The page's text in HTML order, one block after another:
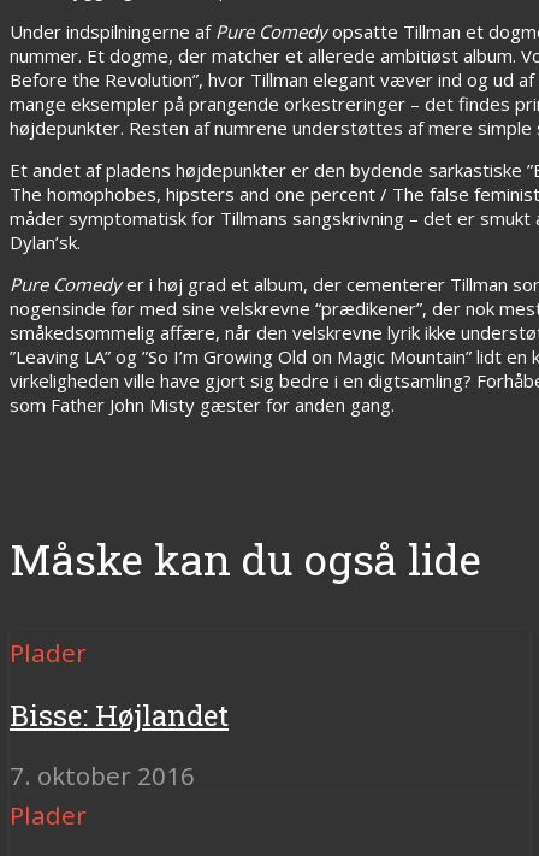
Under indspilningerne af Pure Comedyopsatte Tillman et
nummer. Et dogme, der matcher et allerede ambitiøst album.
Before the Revolution”, hvor Tillman elegant væver ind og ud
mange eksempler på prangende orkestreringer – det findes
højdepunkter. Resten af numrene understøttes af mere
Et andet af pladens højdepunkter er den bydende sarkastiske
The homophobes, hipsters and one percent / The false
måder symptomatisk for Tillmans sangskrivning – det er
Dylan’sk.
Pure Comedyer i høj grad et album, der cementerer Tillman
nogensinde før med sine velskrevne “prædikener”, der nok
småkedsommelig affære, når den velskrevne lyrik ikke
”Leaving LA” og ”So I’m Growing Old on Magic Mountain”
virkeligheden ville have gjort sig bedre i en digtsamling?
som Father John Misty gæster for anden gang.
Måske kan du også lide
Plader
Bisse: Højlandet
7. oktober 2016
Plader